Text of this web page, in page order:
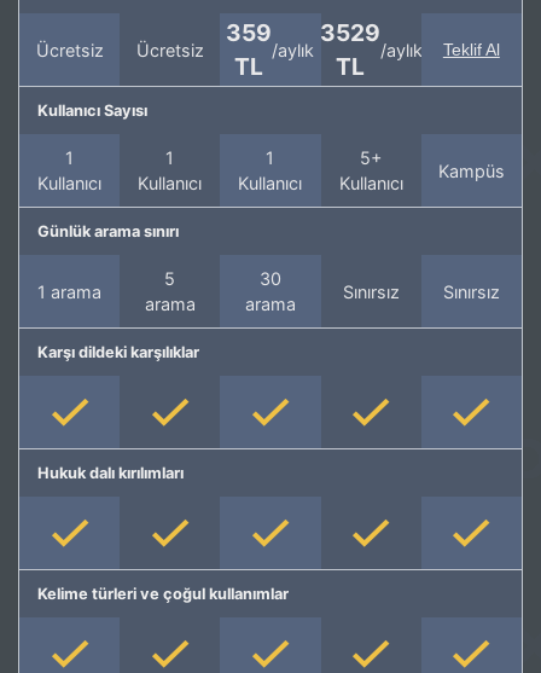
Ücretsiz Ücretsiz
359
TL
/aylık
3529
TL
/aylık Teklif Al
Kullanıcı Sayısı
1
Kullanıcı
1
Kullanıcı
1
Kullanıcı
5+
Kullanıcı
Kampüs
Günlük arama sınırı
1 arama
5
arama
30
arama
Sınırsız Sınırsız
Karşı dildeki karşılıklar
Hukuk dalı kırılımları
Kelime türleri ve çoğul kullanımlar